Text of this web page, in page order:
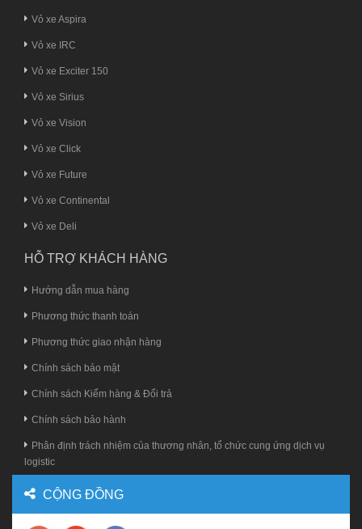
Vỏ xe Aspira
Vỏ xe IRC
Vỏ xe Exciter 150
Vỏ xe Sirius
Vỏ xe Vision
Vỏ xe Click
Vỏ xe Future
Vỏ xe Continental
Vỏ xe Deli
HỖ TRỢ KHÁCH HÀNG
Hướng dẫn mua hàng
Phương thức thanh toán
Phương thức giao nhận hàng
Chính sách bảo mật
Chính sách Kiểm hàng & Đổi trả
Chính sách bảo hành
Phân định trách nhiệm của thương nhân, tổ chức cung ứng dịch vụ
logistic
CỘNG ĐỒNG